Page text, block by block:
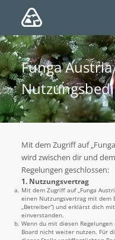
Funga
Mit dem Zugriff auf
wird zwischen dir und
Regelungen geschlossen:
1. Nutzungsvertrag
Mit dem Zugriff auf „Funga
einen Nutzungsvertrag mit dem
„Betreiber“) und erklärst dich
einverstanden.
Wenn du mit diesen
Board nicht weiter nutzen. Für